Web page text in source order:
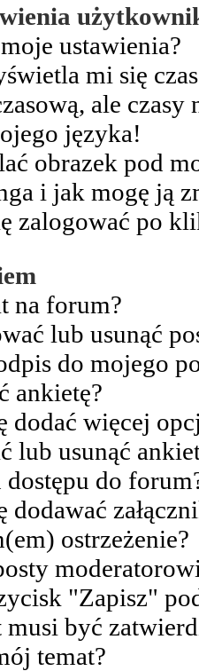
ustawienia?
mi się
ale czasy
języka!
obrazek pod
i jak mogę ją
zalogować po
na forum?
lub usunąć
do mojego
ankietę?
dodać więcej
lub usunąć
do
dodawać
ostrzeżenie?
"Zapisz"
być
temat?